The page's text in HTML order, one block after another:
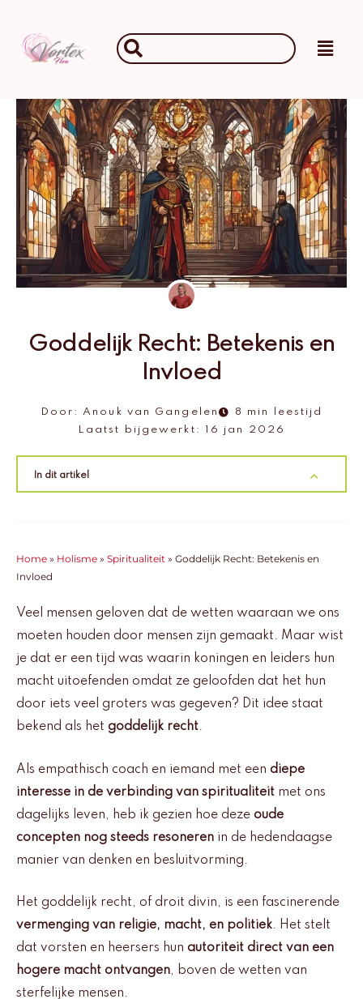
inhoud
Main
Menu
Search
...
Goddelijk Recht: Betekenis en
Invloed
Door: Anouk van Gangelen
8 min leestijd
Laatst bijgewerkt:
16 jan 2026
In dit artikel
Home » Holisme » Spiritualiteit » Goddelijk Recht: Betekenis en
Invloed
Veel mensen geloven dat de wetten waaraan we ons
moeten houden door mensen zijn gemaakt. Maar wist
je dat er een tijd was waarin koningen en leiders hun
macht uitoefenden omdat ze geloofden dat het hun
door iets veel groters was gegeven? Dit idee staat
bekend als het goddelijk recht.
Als empathisch coach en iemand met een diepe
interesse in de verbinding van spiritualiteit met ons
dagelijks leven, heb ik gezien hoe deze oude
concepten nog steeds resoneren in de hedendaagse
manier van denken en besluitvorming.
Het goddelijk recht, of droit divin, is een fascinerende
vermenging van religie, macht, en politiek. Het stelt
dat vorsten en heersers hun autoriteit direct van een
hogere macht ontvangen, boven de wetten van
sterfelijke mensen.